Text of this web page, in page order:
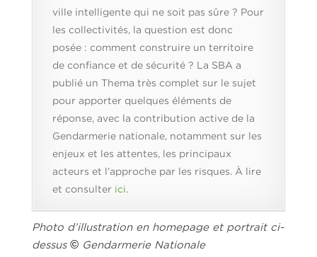
ville intelligente qui ne soit pas sûre ? Pour
les collectivités, la question est donc
posée : comment construire un territoire
de confiance et de sécurité ? La SBA a
publié un Thema très complet sur le sujet
pour apporter quelques éléments de
réponse, avec la contribution active de la
Gendarmerie nationale, notamment sur les
enjeux et les attentes, les principaux
acteurs et l’approche par les risques. À lire
et consulter ici.
Photo d’illustration en homepage et portrait ci-
dessus ©Gendarmerie Nationale